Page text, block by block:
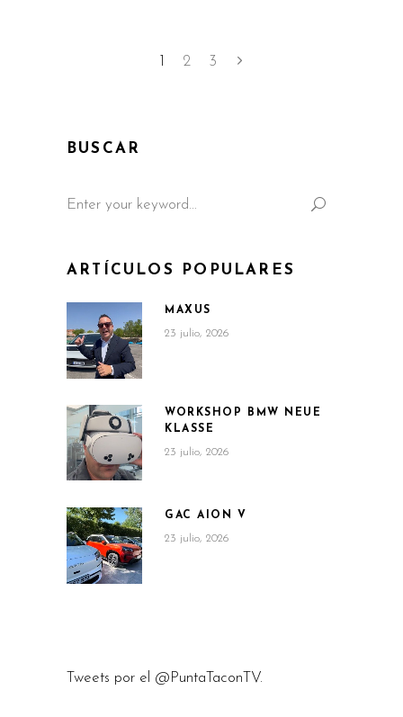
1 2 3
BUSCAR
for:
ARTÍCULOS POPULARES
MAXUS
23 julio, 2026
WORKSHOP BMW NEUE
KLASSE
23 julio, 2026
GAC AION V
23 julio, 2026
Tweets por el @PuntaTaconTV.